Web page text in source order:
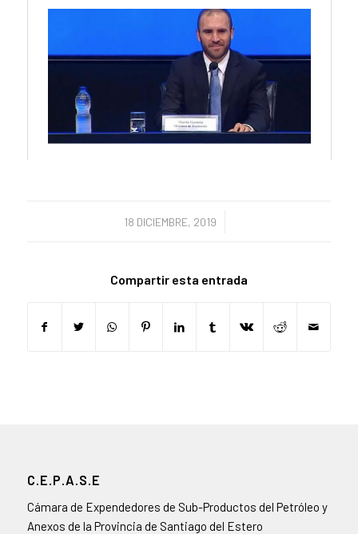
18 DICIEMBRE, 2019
/
Compartir esta entrada
C.E.P.A.S.E
Cámara de Expendedores de Sub-Productos del Petróleo y
Anexos de la Provincia de Santiago del Estero